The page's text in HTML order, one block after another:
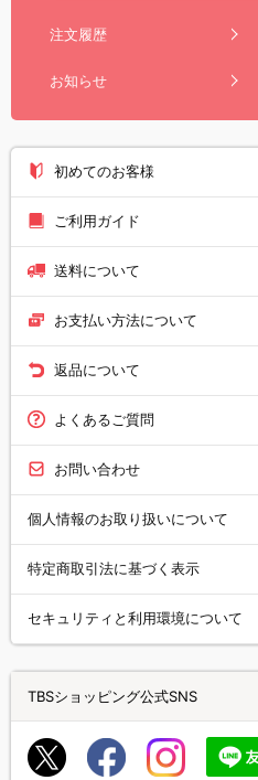
注文履歴
お知らせ
初めてのお客様
ご利用ガイド
送料について
お支払い方法について
返品について
よくあるご質問
お問い合わせ
個人情報のお取り扱いについて
特定商取引法に基づく表示
セキュリティと利用環境について
TBSショッピング公式SNS